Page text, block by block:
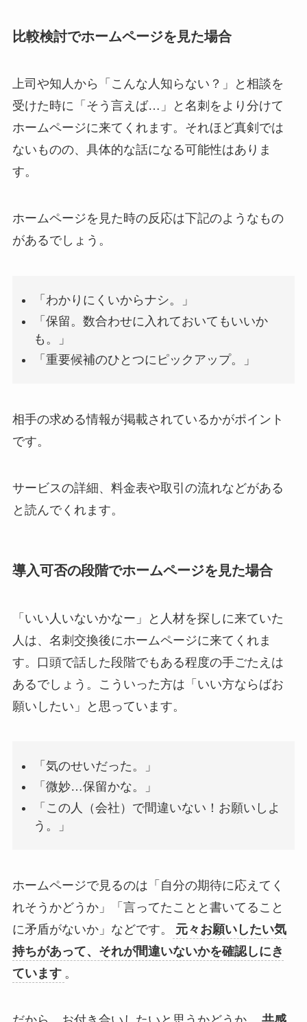
比較検討でホームページを見た場合
上司や知人から「こんな人知らない？」と相談を
受けた時に「そう言えば…」と名刺をより分けて
ホームページに来てくれます。それほど真剣では
ないものの、具体的な話になる可能性はありま
す。
ホームページを見た時の反応は下記のようなもの
があるでしょう。
「わかりにくいからナシ。」
「保留。数合わせに入れておいてもいいか
も。」
「重要候補のひとつにピックアップ。」
相手の求める情報が掲載されているかがポイント
です。
サービスの詳細、料金表や取引の流れなどがある
と読んでくれます。
導入可否の段階でホームページを見た場合
「いい人いないかなー」と人材を探しに来ていた
人は、名刺交換後にホームページに来てくれま
す。口頭で話した段階でもある程度の手ごたえは
あるでしょう。こういった方は「いい方ならばお
願いしたい」と思っています。
「気のせいだった。」
「微妙…保留かな。」
「この人（会社）で間違いない！お願いしよ
う。」
ホームページで見るのは「自分の期待に応えてく
れそうかどうか」「言ってたことと書いてること
に矛盾がないか」などです。
元々お願いしたい気
持ちがあって、それが間違いないかを確認しにき
ています 。